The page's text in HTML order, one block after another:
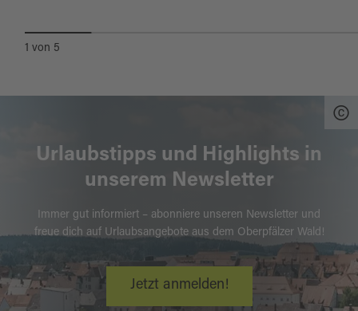
Tel. +49 9682 / 182219-0
www.steinwald-allianz.de
Stichworte: Steinwald
, zuletzt geändert am 21.01.2025
1 von 5
Urlaubstipps und Highlights in
unserem Newsletter
Immer gut informiert – abonniere unseren Newsletter und
freue dich auf Urlaubsangebote aus dem Oberpfälzer Wald!
Jetzt anmelden!